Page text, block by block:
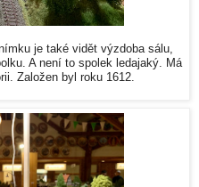
je také vidět výzdoba sálu,
A není to spolek ledajaký. Má
Založen byl roku 1612.